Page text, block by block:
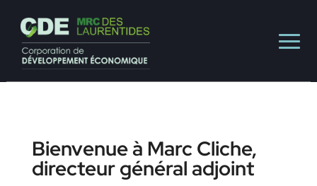
Bienvenue à Marc Cliche,
directeur général adjoint